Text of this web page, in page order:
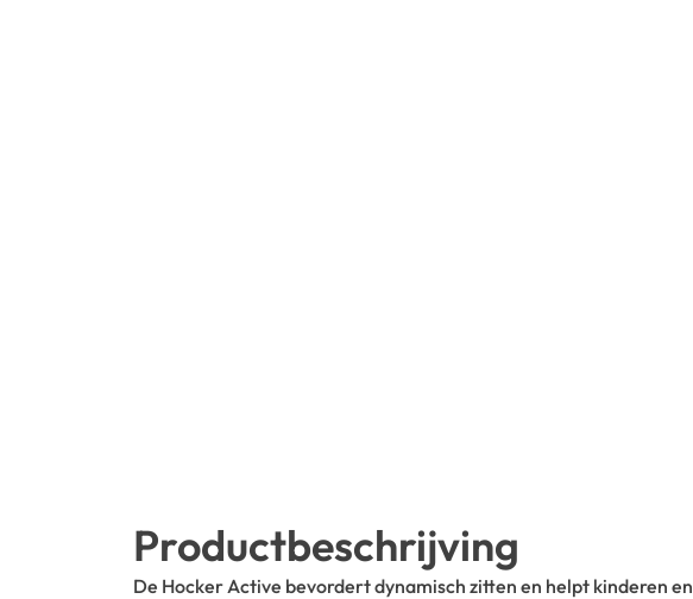
Productbeschrijving
De Hocker Active bevordert dynamisch zitten en helpt kinderen en